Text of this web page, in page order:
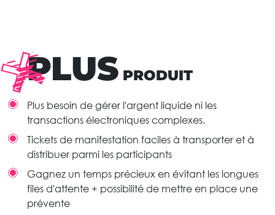
PLUS PRODUIT
Plus besoin de gérer l'argent liquide ni les
transactions électroniques complexes.
Tickets de manifestation faciles à transporter et à
distribuer parmi les participants
Gagnez un temps précieux en évitant les longues
files d'attente + possibilité de mettre en place une
prévente